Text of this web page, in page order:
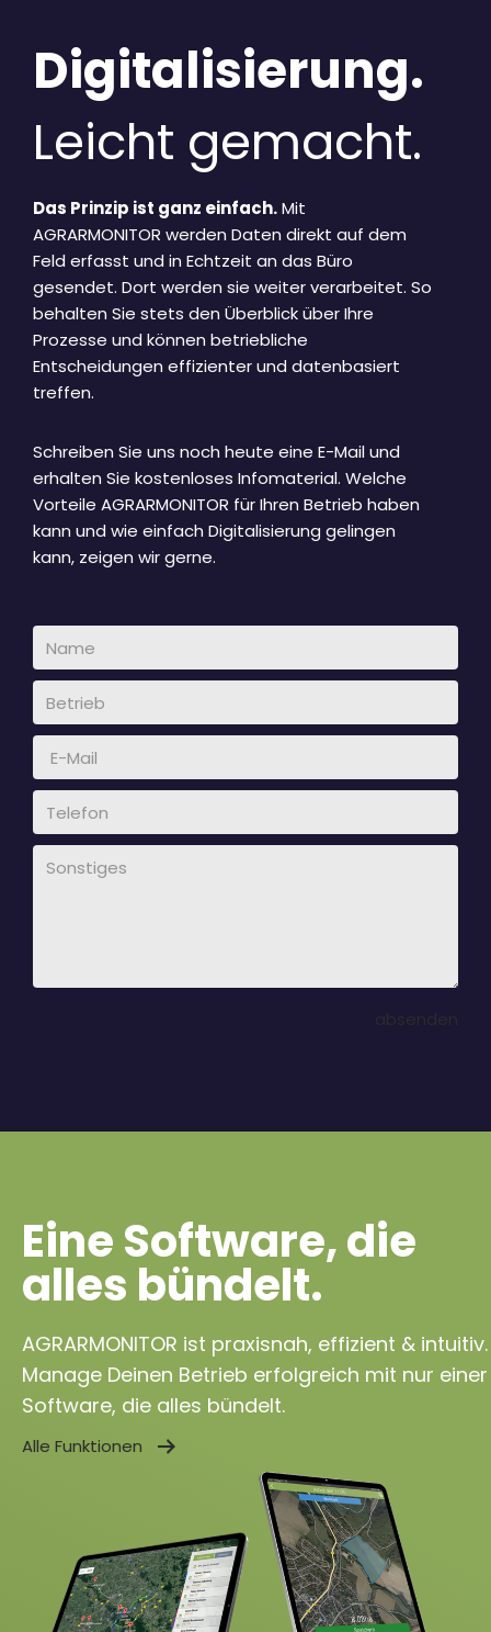
Digitalisierung.
Leicht gemacht.
Das Prinzip ist ganz einfach.Mit
AGRARMONITOR werden Daten direkt auf dem
Feld erfasst und in Echtzeit an das Büro
gesendet. Dort werden sie weiter verarbeitet. So
behalten Sie stets den Überblick über Ihre
Prozesse und können betriebliche
Entscheidungen effizienter und datenbasiert
treffen.
Schreiben Sie uns noch heute eine E-Mail und
erhalten Sie kostenloses Infomaterial. Welche
Vorteile AGRARMONITOR für Ihren Betrieb haben
kann und wie einfach Digitalisierung gelingen
kann, zeigen wir gerne.
Eine Software, die
alles bündelt.
AGRARMONITOR ist praxisnah, effizient & intuitiv.
Manage Deinen Betrieb erfolgreich mit nur einer
Software, die alles bündelt.
Alle Funktionen